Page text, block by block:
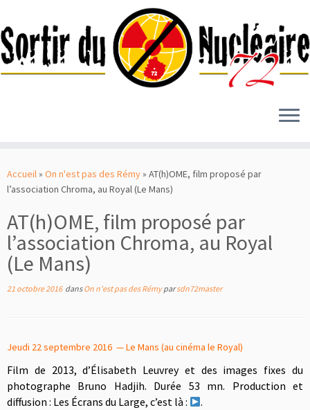
au
contenu
Accueil» On n'est pas des Rémy» AT(h)OME, film proposé par
l’association Chroma, au Royal (Le Mans)
AT(h)OME, film proposé par
l’association Chroma, au Royal
(Le Mans)
21 octobre 2016dansOn n'est pas des Rémyparsdn72master
Jeudi 22 septembre 2016 — Le Mans (au cinéma le Royal)
Film de 2013, d’Élisabeth Leuvrey et des images fixes du
photographe Bruno Hadjih. Durée 53 mn. Production et
diffusion : Les Écrans du Large, c’est là :
.